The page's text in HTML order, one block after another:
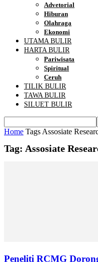
Advetorial
Hiburan
Olahraga
Ekonomi
UTAMA BULIR
HARTA BULIR
Pariwisata
Spiritual
Ceruh
TILIK BULIR
TAWA BULIR
SILUET BULIR
Home Tags Assosiate
Tag: Assosiate
Peneliti RCMG